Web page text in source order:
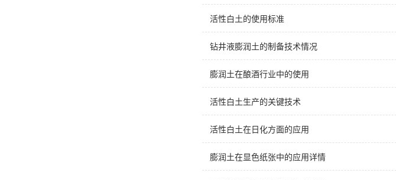
活性白土的使用标准
钻井液膨润土的制备技术情况
膨润土在酿酒行业中的使用
活性白土生产的关键技术
活性白土在日化方面的应用
膨润土在显色纸张中的应用详情